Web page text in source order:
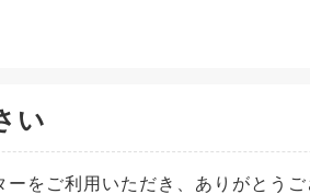
い
ーをご利用いただき、ありがとう